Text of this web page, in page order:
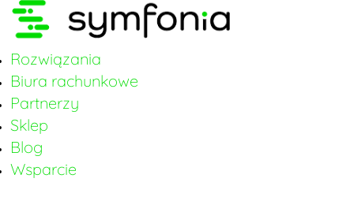
Rozwiązania
Biura rachunkowe
Partnerzy
Sklep
Blog
Wsparcie